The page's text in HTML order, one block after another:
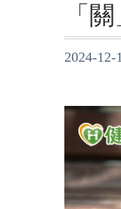
「關
2024-